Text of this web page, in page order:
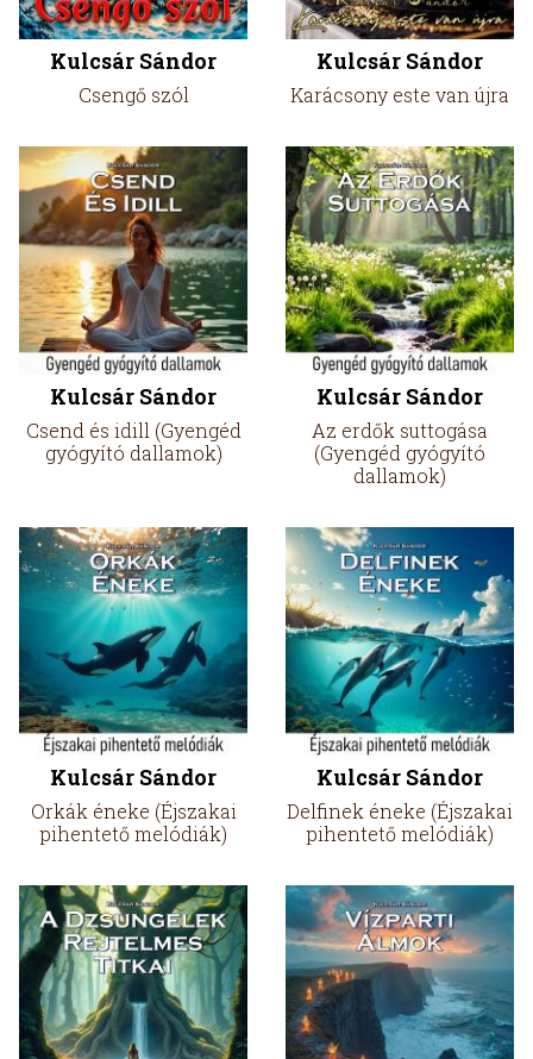
Kulcsár Sándor
Csengő szól
Kulcsár Sándor
Karácsony este van újra
Kulcsár Sándor
Csend és idill (Gyengéd
gyógyító dallamok)
Kulcsár Sándor
Az erdők suttogása
(Gyengéd gyógyító
dallamok)
Kulcsár Sándor
Orkák éneke (Éjszakai
pihentető melódiák)
Kulcsár Sándor
Delfinek éneke (Éjszakai
pihentető melódiák)